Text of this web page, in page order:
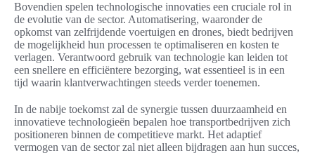
Bovendien spelen technologische innovaties een cruciale rol in
de evolutie van de sector. Automatisering, waaronder de
opkomst van zelfrijdende voertuigen en drones, biedt bedrijven
de mogelijkheid hun processen te optimaliseren en kosten te
verlagen. Verantwoord gebruik van technologie kan leiden tot
een snellere en efficiëntere bezorging, wat essentieel is in een
tijd waarin klantverwachtingen steeds verder toenemen.
In de nabije toekomst zal de synergie tussen duurzaamheid en
innovatieve technologieën bepalen hoe transportbedrijven zich
positioneren binnen de competitieve markt. Het adaptief
vermogen van de sector zal niet alleen bijdragen aan hun succes,